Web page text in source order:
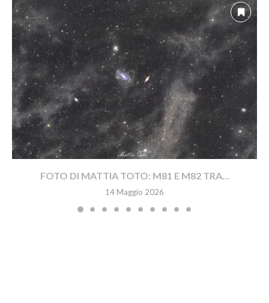
FOTO DI MATTIA TOTO: M81 E M82 TRA...
14 Maggio 2026